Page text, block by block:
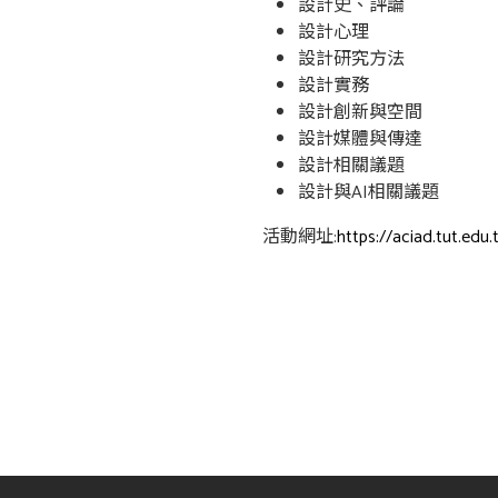
設計史、評論
設計心理
設計研究方法
設計實務
設計創新與空間
設計媒體與傳達
設計相關議題
設計與AI相關議題
活動網址:https://